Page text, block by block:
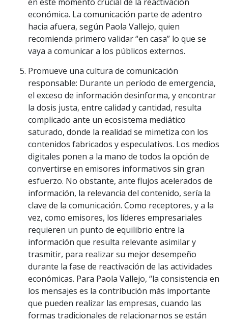
económica. La comunicación parte de adentro
hacia afuera, según Paola Vallejo, quien
recomienda primero validar “en casa” lo que se
vaya a comunicar a los públicos externos.
Promueve una cultura de comunicación
responsable: Durante un período de emergencia,
el exceso de información desinforma, y encontrar
la dosis justa, entre calidad y cantidad, resulta
complicado ante un ecosistema mediático
saturado, donde la realidad se mimetiza con los
contenidos fabricados y especulativos. Los medios
digitales ponen a la mano de todos la opción de
convertirse en emisores informativos sin gran
esfuerzo. No obstante, ante flujos acelerados de
información, la relevancia del contenido, sería la
clave de la comunicación. Como receptores, y a la
vez, como emisores, los líderes empresariales
requieren un punto de equilibrio entre la
información que resulta relevante asimilar y
trasmitir, para realizar su mejor desempeño
durante la fase de reactivación de las actividades
económicas. Para Paola Vallejo, “la consistencia en
los mensajes es la contribución más importante
que pueden realizar las empresas, cuando las
formas tradicionales de relacionarnos se están